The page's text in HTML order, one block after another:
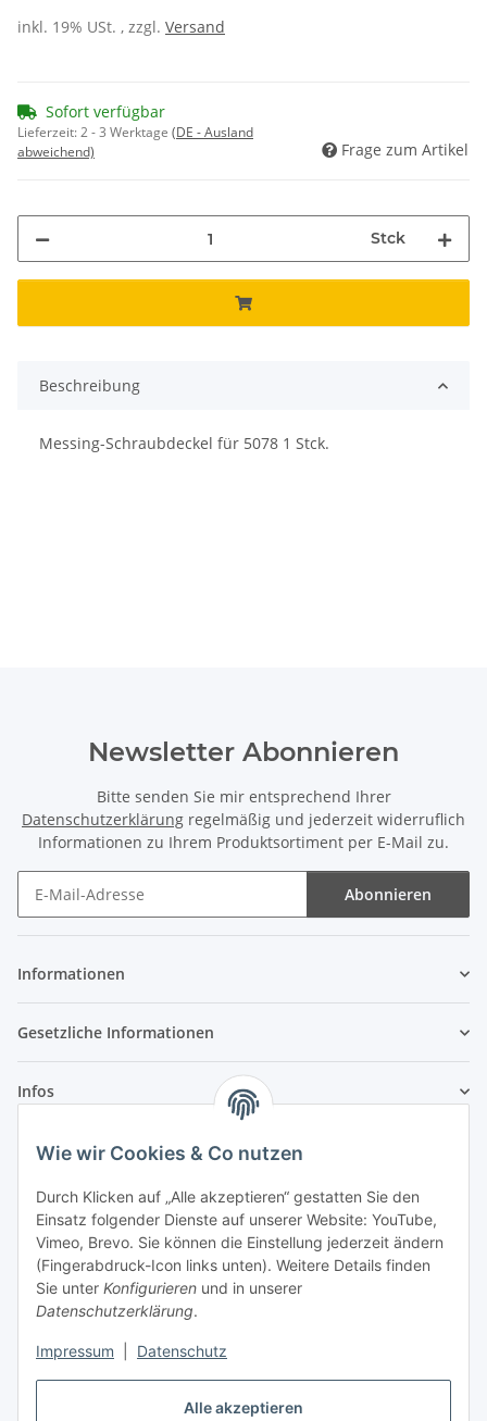
Alle akzeptieren
Wie wir Cookies & Co nutzen
Durch Klicken auf „Alle akzeptieren“ gestatten Sie den
Einsatz folgender Dienste auf unserer Website: YouTube,
Vimeo, Brevo. Sie können die Einstellung jederzeit ändern
(Fingerabdruck-Icon links unten). Weitere Details finden
Sie unter Konfigurieren und in unserer
Datenschutzerklärung.
Impressum Datenschutz
inkl. 19% USt. , zzgl. Versand
Sofort verfügbar
Lieferzeit:2 - 3 Werktage (DE - Ausland
abweichend)
Frage zum Artikel
Stck
Beschreibung
Messing-Schraubdeckel für 5078 1 Stck.
Newsletter Abonnieren
Bitte senden Sie mir entsprechend Ihrer
Datenschutzerklärung regelmäßig und jederzeit widerruflich
Informationen zu Ihrem Produktsortiment per E-Mail zu.
Abonnieren
Informationen
Gesetzliche Informationen
Infos
Laden - Öffnungszeiten:
Montag 09:00Uhr bis
16:00 Uhr
Dienstag
09:00 Uhr bis
17:00 Uhr
Mittwoch
09:00 Uhr bis 16:00 Uhr
Donnerstag
09:00 Uhr bis
17:00 Uhr
Freitag
09:00 Uhr
Samstag
09:00 Uhr